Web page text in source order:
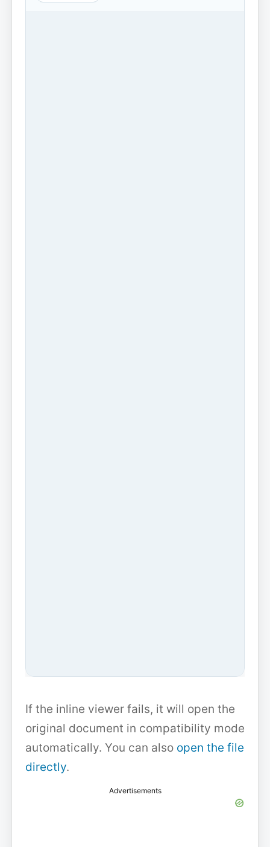
If the inline viewer fails, it will open the
original document in compatibility mode
automatically. You can also open the file
directly.
Advertisements